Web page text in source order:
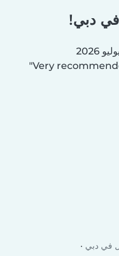
في دبي!
يوليو 2026
Very
في دبي